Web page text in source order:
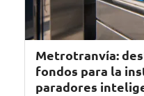
Metrotranvía:
fondos para la
paradores